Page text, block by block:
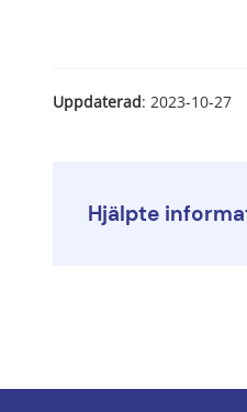
Uppdaterad: 2023-10-27
Hjälpte